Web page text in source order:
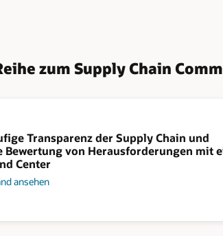
zum Supply Chain
Transparenz der Supply Chain und
Bewertung von Herausforderungen mit
Center
ansehen